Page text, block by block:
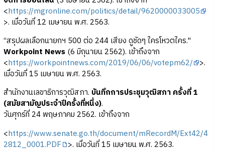
<https://mgronline.com/politics/detail/9620000033005
>. เมื่อวันที่ 12 เมษายน พ.ศ. 2563.
“สรุปผลเลือกนายกฯ 500 ต่อ 244 เสียง ดูชัดๆ ใครโหวตใคร."
Workpoint News(6 มิถุนายน 2562). เข้าถึงจาก
<https://workpointnews.com/2019/06/06/votepm62/ >.
เมื่อวันที่ 15 เมษายน พ.ศ. 2563.
สำนักงานเลขาธิการวุฒิสภา. บันทึกการประชุมวุฒิสภา ครั้งที่ 1
(สมัยสามัญประจำปีครั้งที่หนึ่ง).
วันศุกร์ที่ 24 พฤษภาคม 2562. เข้าถึงจาก
<https://www.senate.go.th/document/mRecordM/Ext42/4
2812_0001.PDF >. เมื่อวันที่ 15 เมษายน พ.ศ. 2563.